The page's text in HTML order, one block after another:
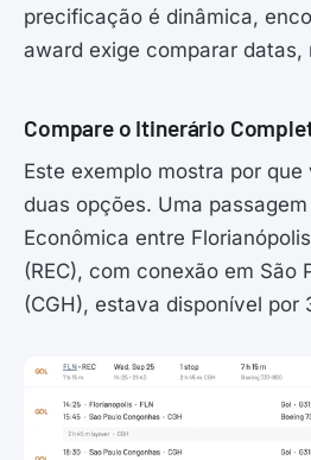
precificação é dinâmica,
award exige comparar datas,
Compare o Itinerário
Este exemplo mostra por que
duas opções. Uma
Econômica entre
(REC), com conexão em São
(CGH), estava disponível por